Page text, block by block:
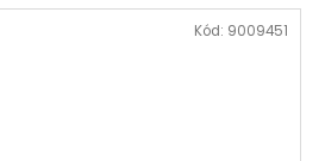
Kód: 9009451